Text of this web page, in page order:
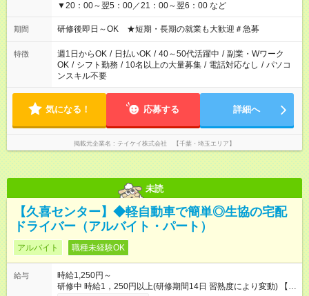
▼20：00～翌5：00／21：00～翌6：00 など
期間 研修後即日～OK ★短期・長期の就業も大歓迎＃急募
特徴 週1日からOK / 日払いOK / 40～50代活躍中 / 副業・Wワーク
OK / シフト勤務 / 10名以上の大量募集 / 電話対応なし / パソコ
ンスキル不要
気になる！ 応募する 詳細へ
掲載元企業名 テイケイ株式会社 【千葉・埼玉エリア】
未読
【久喜センター】◆軽自動車で簡単◎生協の宅配
ドライバー（アルバイト・パート）
アルバイト 職種未経験OK
給与
時給1,250円～
研修中 時給1，250円以上(研修期間14日 習熟度により変動) 【試